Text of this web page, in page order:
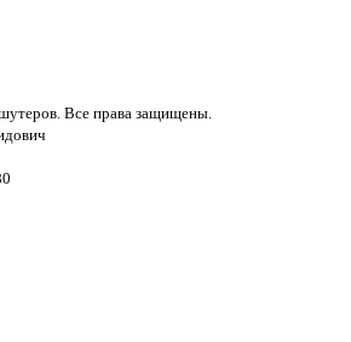
Все права защищены.